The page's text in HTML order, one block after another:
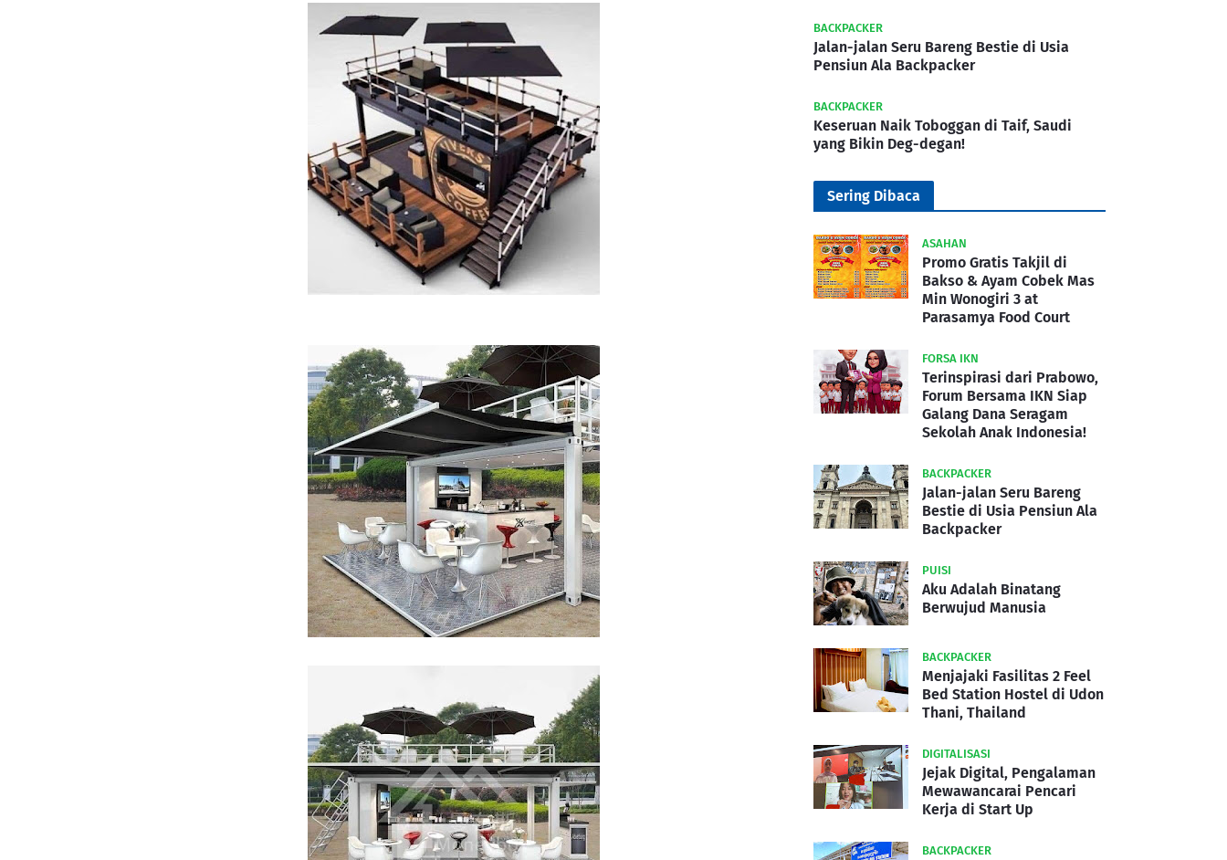
BACKPACKER
Jalan-jalan Seru Bareng Bestie di Usia
Pensiun Ala Backpacker
BACKPACKER
Keseruan Naik Toboggan di Taif, Saudi
yang Bikin Deg-degan!
Sering Dibaca
ASAHAN
Promo Gratis Takjil di
Bakso & Ayam Cobek Mas
Min Wonogiri 3 at
Parasamya Food Court
FORSA IKN
Terinspirasi dari Prabowo,
Forum Bersama IKN Siap
Galang Dana Seragam
Sekolah Anak Indonesia!
BACKPACKER
Jalan-jalan Seru Bareng
Bestie di Usia Pensiun Ala
Backpacker
PUISI
Aku Adalah Binatang
Berwujud Manusia
BACKPACKER
Menjajaki Fasilitas 2 Feel
Bed Station Hostel di Udon
Thani, Thailand
DIGITALISASI
Jejak Digital, Pengalaman
Mewawancarai Pencari
Kerja di Start Up
BACKPACKER